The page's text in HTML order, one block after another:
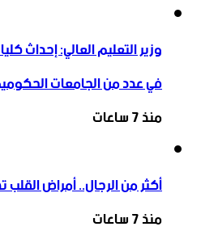
وزير التعليم العالي: إحداث
في عدد من الجامعات
منذ 7 ساعات
أكثر من الرجال.. أمراض
منذ 7 ساعات